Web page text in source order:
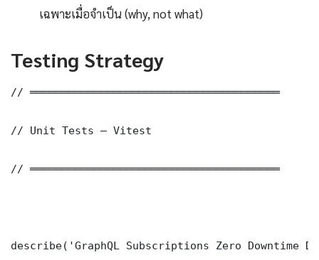
เฉพาะเมื่อจำเป็น (why, not what)
Testing Strategy
// ═══════════════════════════════════════
// Unit Tests — Vitest
// ═══════════════════════════════════════
describe('GraphQL Subscriptions Zero Downtime